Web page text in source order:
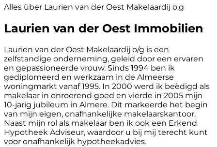
Alles über Laurien van der Oest Makelaardij o.g
Laurien van der Oest Immobilien
Laurien van der Oest Makelaardij o/g is een
zelfstandige onderneming, geleid door een ervaren
en gepassioneerde vrouw. Sinds 1994 ben ik
gediplomeerd en werkzaam in de Almeerse
woningmarkt vanaf 1995. In 2000 werd ik beëdigd als
makelaar in onroerend goed en vierde in 2005 mijn
10-jarig jubileum in Almere. Dit markeerde het begin
van mijn eigen, onafhankelijke makelaarskantoor.
Naast mijn rol als makelaar ben ik ook een Erkend
Hypotheek Adviseur, waardoor u bij mij terecht kunt
voor onafhankelijk hypotheekadvies.